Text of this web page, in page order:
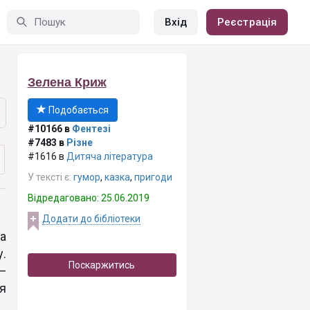
Вхід Реєстрація
Зелена Криж
Подобається
#10166 в Фентезі
#7483 в Різне
#1616 в Дитяча література
У тексті є: гумор, казка, пригоди
Відредаговано: 25.06.2019
Додати до бібліотеки
Поскаржитись